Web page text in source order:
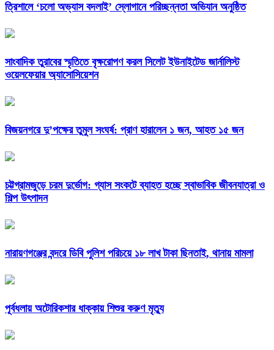
‎ত্রিশালে ‘চলো অভ্যাস বদলাই’ স্লোগানে পরিচ্ছন্নতা অভিযান অনুষ্ঠিত
সাংবাদিক তুরাবের স্মৃতিতে বৃক্ষরোপণ করল সিলেট ইউনাইটেড জার্নালিস্ট
ওয়েলফেয়ার অ্যাসোসিয়েশন
বিজয়নগরে দু’পক্ষের তুমুল সংঘর্ষ: প্রাণ হারালেন ১ জন, আহত ১৫ জন
চট্টগ্রামজুড়ে চরম দুর্ভোগ: গ্যাস সংকটে ব্যাহত হচ্ছে স্বাভাবিক জীবনযাত্রা ও
শিল্প উৎপাদন
নারায়ণগঞ্জের বন্দরে ডিবি পুলিশ পরিচয়ে ১৮ লাখ টাকা ছিনতাই, থানায় মামলা
পূর্বধলায় অটোরিকশার ধাক্কায় শিশুর করুণ মৃত্যু